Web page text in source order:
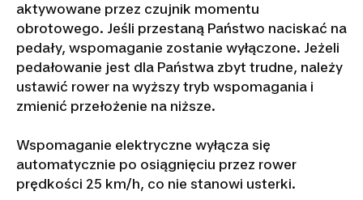
aktywowane przez czujnik momentu
obrotowego. Jeśli przestaną Państwo naciskać na
pedały, wspomaganie zostanie wyłączone. Jeżeli
pedałowanie jest dla Państwa zbyt trudne, należy
ustawić rower na wyższy tryb wspomagania i
zmienić przełożenie na niższe.
Wspomaganie elektryczne wyłącza się
automatycznie po osiągnięciu przez rower
prędkości 25 km/h, co nie stanowi usterki.